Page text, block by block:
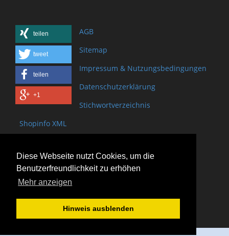
Diese Webseite nutzt Cookies, um die
Benutzerfreundlichkeit zu erhöhen
Mehr anzeigen
Hinweis ausblenden
teilen
tweet
teilen
+1
AGB
Sitemap
Impressum & Nutzungsbedingungen
Datenschutzerklärung
Stichwortverzeichnis
Shopinfo XML
Bischof-Brand Straße 2
61440 Oberursel
(+49) 6171 - 98 11 80
(+49) 6171 - 98 28 10
service@onsite.org